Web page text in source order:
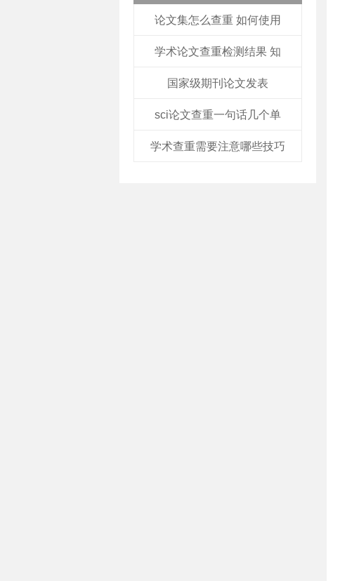
论文集怎么查重 如何使用
学术论文查重检测结果 知
国家级期刊论文发表
sci论文查重一句话几个单
学术查重需要注意哪些技巧